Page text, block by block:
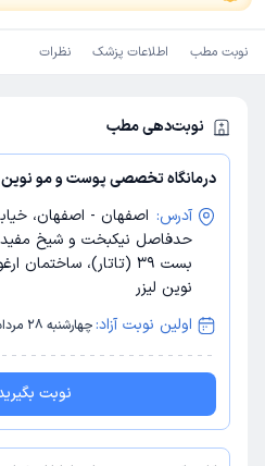
نوبت مطب اطلاعات پزشک نظرات
نوبت‌دهی مطب
درمانگاه تخصصی پوست و مو نوین
آدرس: اصفهان - اصفهان،
حدفاصل نیکبخت و شیخ
بست 39 (تاتار)،
نوین لیزر
اولین نوبت آزاد: چهارشنبه 28 مرداد | 09:30
نوبت